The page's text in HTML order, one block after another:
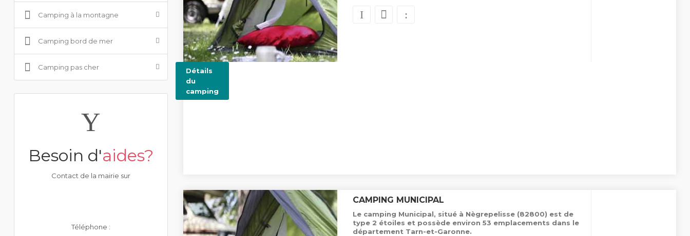
Camping à la montagne
Camping bord de mer
Camping pas cher
Besoin d'aides?
Contact de la mairie sur
Téléphone :
Détails
du
camping
CAMPING MUNICIPAL
Le camping Municipal, situé à Nègrepelisse (82800) est de
type 2 étoiles et possède environ 53 emplacements dans le
département Tarn-et-Garonne.